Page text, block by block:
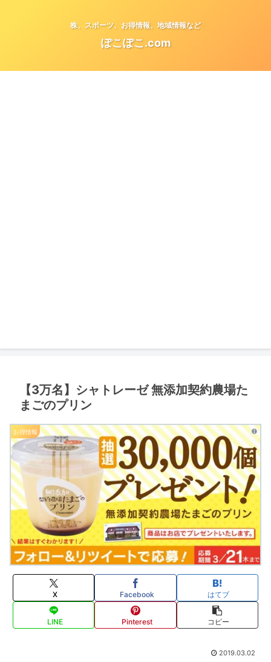
株、スポーツ、お得情報、地域情報など
ぽこぽこ.com
【3万名】シャトレーゼ 無添加契約農場た
まごのプリン
お得情報
X Facebook はてブ
LINE Pinterest コピー
2019.03.02